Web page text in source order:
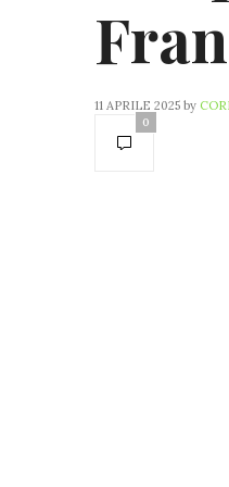
11 APRILE 2025 by
0